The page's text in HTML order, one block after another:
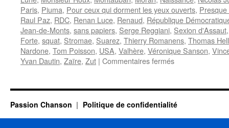
Paris, Piuma, Pour ceux qui dorment les yeux ouverts, Presque
Raul Paz, RDC, Renan Luce, Renaud, République
Jean-de-Monts, sans papiers, Serge Reggiani, Sexion d'Assaut
Forte, squat, Stromae, Suarez, Thierry Romanens, Thomas
Nardone, Tom Poisson, USA, Valhère, Véronique Sanson,
Yvan Dautin, Zaïre, Zut | Commentaires ferméssur
Passion Chanson Politique de confidentialité